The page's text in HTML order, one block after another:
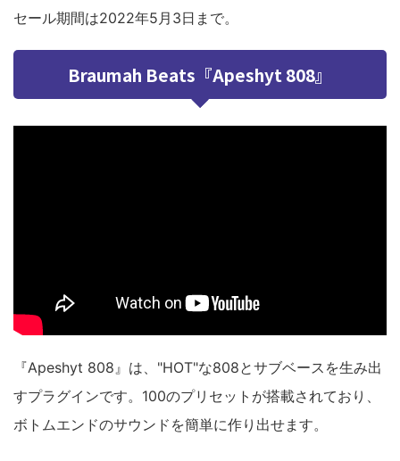
セール期間は2022年5月3日まで。
Braumah Beats『Apeshyt 808』
『Apeshyt 808』は、"HOT"な808とサブベースを生み出
すプラグインです。100のプリセットが搭載されており、
ボトムエンドのサウンドを簡単に作り出せます。